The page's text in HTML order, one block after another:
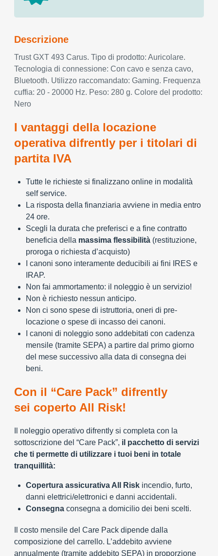
Descrizione
Trust GXT 493 Carus. Tipo di prodotto: Auricolare.
Tecnologia di connessione: Con cavo e senza cavo,
Bluetooth. Utilizzo raccomandato: Gaming. Frequenza
cuffia: 20 - 20000 Hz. Peso: 280 g. Colore del prodotto:
Nero
I vantaggi della locazione
operativa difrently per i titolari di
partita IVA
Tutte le richieste si finalizzano online in modalità
self service.
La risposta della finanziaria avviene in media entro
24 ore.
Scegli la durata che preferisci e a fine contratto
beneficia della massima flessibilità (restituzione,
proroga o richiesta d’acquisto)
I canoni sono interamente deducibili ai fini IRES e
IRAP.
Non fai ammortamento: il noleggio è un servizio!
Non è richiesto nessun anticipo.
Non ci sono spese di istruttoria, oneri di pre-
locazione o spese di incasso dei canoni.
I canoni di noleggio sono addebitati con cadenza
mensile (tramite SEPA) a partire dal primo giorno
del mese successivo alla data di consegna dei
beni.
Con il “Care Pack” difrently
sei coperto All Risk!
Il noleggio operativo difrently si completa con la
sottoscrizione del “Care Pack”, il pacchetto di servizi
che ti permette di utilizzare i tuoi beni in totale
tranquillità:
Copertura assicurativa All Risk incendio, furto,
danni elettrici/elettronici e danni accidentali.
Consegna consegna a domicilio dei beni scelti.
Il costo mensile del Care Pack dipende dalla
composizione del carrello. L’addebito avviene
annualmente (tramite addebito SEPA) in proporzione